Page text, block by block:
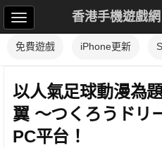
香港手機遊戲
免費遊戲 iPhone更新
以人氣足球動漫為
翼 ～つくろうドリ
PC平台！